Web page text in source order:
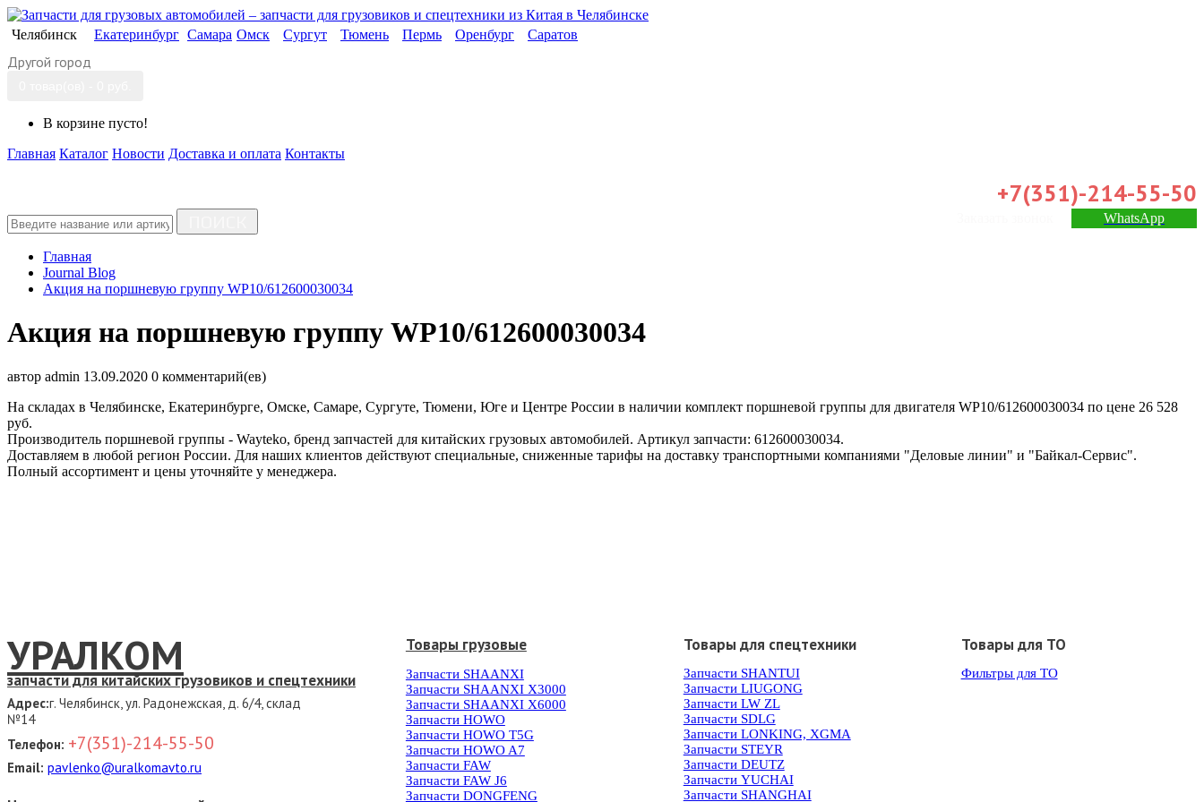
Челябинск Екатеринбург Самара Омск Сургут Тюмень Пермь Оренбург Саратов
Другой город
В корзине пусто!
Главная Каталог Новости Доставка и оплата Контакты
+7(351)-214-55-50
WhatsApp
Главная
Journal Blog
Акция на поршневую группу WP10/612600030034
Акция на поршневую группу WP10/612600030034
автор admin 13.09.2020 0 комментарий(ев)
На складах в Челябинске, Екатеринбурге, Омске, Самаре, Сургуте, Тюмени, Юге и Центре России в наличии комплект поршневой группы для двигателя WP10/612600030034 по цене 26 528
руб.
Производитель поршневой группы - Wayteko, бренд запчастей для китайских грузовых автомобилей. Артикул запчасти: 612600030034.
Доставляем в любой регион России. Для наших клиентов действуют специальные, сниженные тарифы на доставку транспортными компаниями "Деловые линии" и "Байкал-Сервис".
Полный ассортимент и цены уточняйте у менеджера.
УРАЛКОМ
запчасти для китайских грузовиков и спецтехники
Адрес:г. Челябинск, ул. Радонежская, д. 6/4, склад
№14
Телефон: +7(351)-214-55-50
Email: pavlenko@uralkomavto.ru
Товары грузовые
Запчасти SHAANXI
Запчасти SHAANXI X3000
Запчасти SHAANXI X6000
Запчасти HOWO
Запчасти HOWO T5G
Запчасти HOWO A7
Запчасти FAW
Запчасти FAW J6
Запчасти DONGFENG
Товары для спецтехники
Запчасти SHANTUI
Запчасти LIUGONG
Запчасти LW ZL
Запчасти SDLG
Запчасти LONKING, XGMA
Запчасти STEYR
Запчасти DEUTZ
Запчасти YUCHAI
Запчасти SHANGHAI
Товары для ТО
Фильтры для ТО